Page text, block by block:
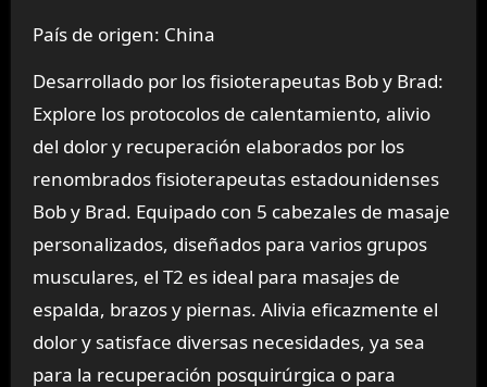
País de origen: China
Desarrollado por los fisioterapeutas Bob y Brad:
Explore los protocolos de calentamiento, alivio
del dolor y recuperación elaborados por los
renombrados fisioterapeutas estadounidenses
Bob y Brad. Equipado con 5 cabezales de masaje
personalizados, diseñados para varios grupos
musculares, el T2 es ideal para masajes de
espalda, brazos y piernas. Alivia eficazmente el
dolor y satisface diversas necesidades, ya sea
para la recuperación posquirúrgica o para